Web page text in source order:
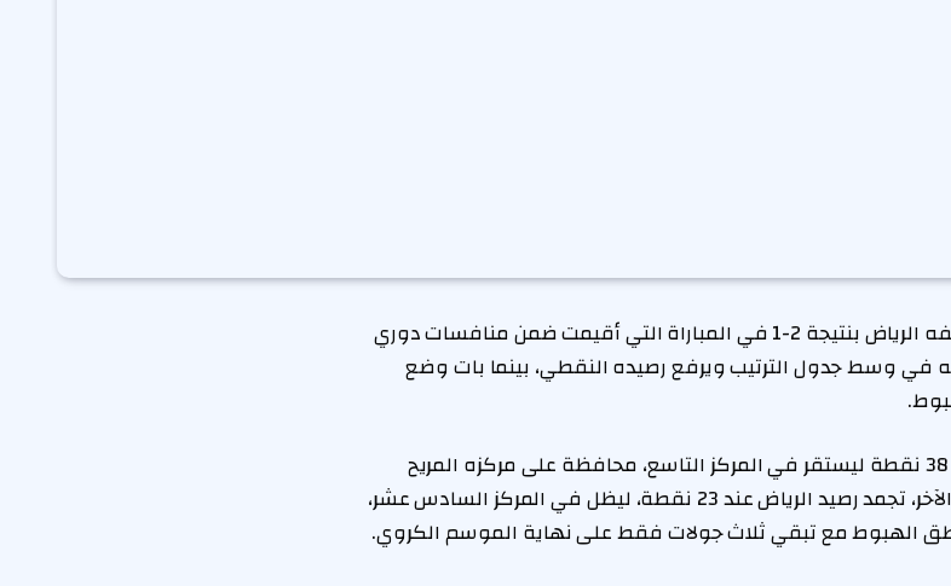
حقق نادي الفيحاء فوزًا ثمينًا على ضيفه الرياض بنتيجة 2-1 في المباراة التي أقيمت ضمن منافسات دوري
في وسط جدول الترتيب ويرفع رصيده النقطي، بينما بات وضع
بهذه النتيجة، رفع الفيحاء رصيده إلى 38 نقطة ليستقر في المركز التاسع، محافظة على مركزه المريح
نسبيًا في وسط الجدول. على الجانب الآخر، تجمد رصيد الرياض عند 23 نقطة، ليظل في المركز السادس عشر،
الهبوط مع تبقي ثلاث جولات فقط على نهاية الموسم الكروي.